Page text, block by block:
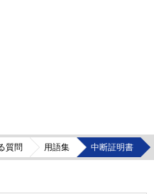
質問 用語集 中断証明書